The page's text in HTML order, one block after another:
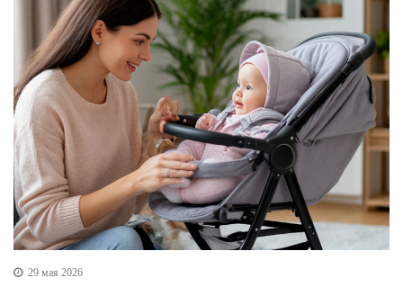
29 мая 2026